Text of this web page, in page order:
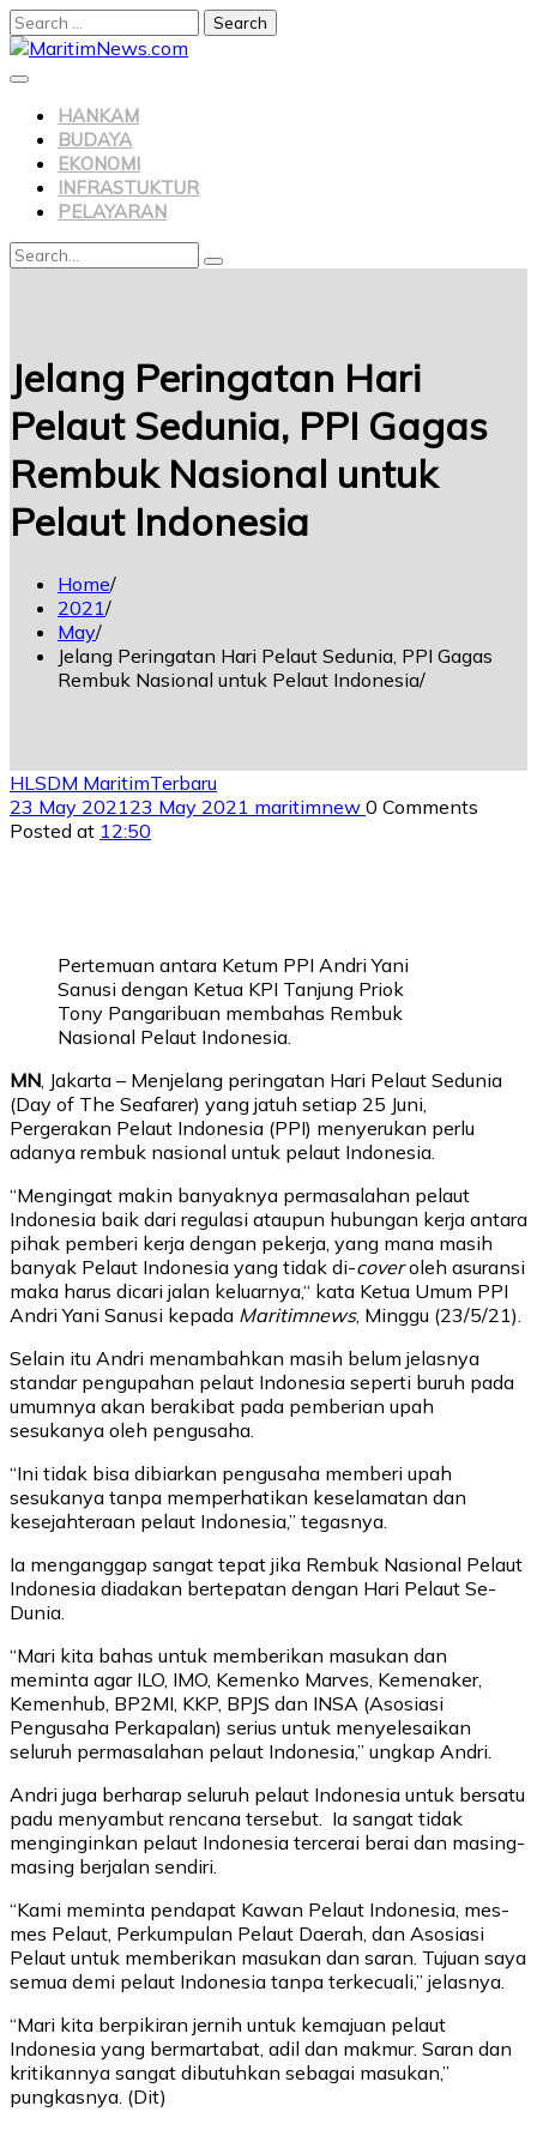
HANKAM
BUDAYA
EKONOMI
INFRASTUKTUR
PELAYARAN
Jelang Peringatan Hari
Pelaut Sedunia, PPI Gagas
Rembuk Nasional untuk
Pelaut Indonesia
Home
2021
May
Jelang Peringatan Hari Pelaut Sedunia, PPI Gagas
Rembuk Nasional untuk Pelaut Indonesia
HL SDM MaritimTerbaru
23 May 202123 May 2021 maritimnew 0 Comments
Posted at 12:50
Pertemuan antara Ketum PPI Andri Yani
Sanusi dengan Ketua KPI Tanjung Priok
Tony Pangaribuan membahas Rembuk
Nasional Pelaut Indonesia.
MN , Jakarta – Menjelang peringatan Hari Pelaut Sedunia
(Day of The Seafarer) yang jatuh setiap 25 Juni,
Pergerakan Pelaut Indonesia (PPI) menyerukan perlu
adanya rembuk nasional untuk pelaut Indonesia.
“Mengingat makin banyaknya permasalahan pelaut
Indonesia baik dari regulasi ataupun hubungan kerja antara
pihak pemberi kerja dengan pekerja, yang mana masih
banyak Pelaut Indonesia yang tidak di-coveroleh asuransi
maka harus dicari jalan keluarnya,“ kata Ketua Umum PPI
Andri Yani Sanusi kepada Maritimnews, Minggu (23/5/21).
Selain itu Andri menambahkan masih belum jelasnya
standar pengupahan pelaut Indonesia seperti buruh pada
umumnya akan berakibat pada pemberian upah
sesukanya oleh pengusaha.
“Ini tidak bisa dibiarkan pengusaha memberi upah
sesukanya tanpa memperhatikan keselamatan dan
kesejahteraan pelaut Indonesia,” tegasnya.
Ia menganggap sangat tepat jika Rembuk Nasional Pelaut
Indonesia diadakan bertepatan dengan Hari Pelaut Se-
Dunia.
“Mari kita bahas untuk memberikan masukan dan
meminta agar ILO, IMO, Kemenko Marves, Kemenaker,
Kemenhub, BP2MI, KKP, BPJS dan INSA (Asosiasi
Pengusaha Perkapalan) serius untuk menyelesaikan
seluruh permasalahan pelaut Indonesia,” ungkap Andri.
Andri juga berharap seluruh pelaut Indonesia untuk bersatu
padu menyambut rencana tersebut. Ia sangat tidak
menginginkan pelaut Indonesia tercerai berai dan masing-
masing berjalan sendiri.
“Kami meminta pendapat Kawan Pelaut Indonesia, mes-
mes Pelaut, Perkumpulan Pelaut Daerah, dan Asosiasi
Pelaut untuk memberikan masukan dan saran. Tujuan saya
semua demi pelaut Indonesia tanpa terkecuali,” jelasnya.
“Mari kita berpikiran jernih untuk kemajuan pelaut
Indonesia yang bermartabat, adil dan makmur. Saran dan
kritikannya sangat dibutuhkan sebagai masukan,”
pungkasnya. (Dit)